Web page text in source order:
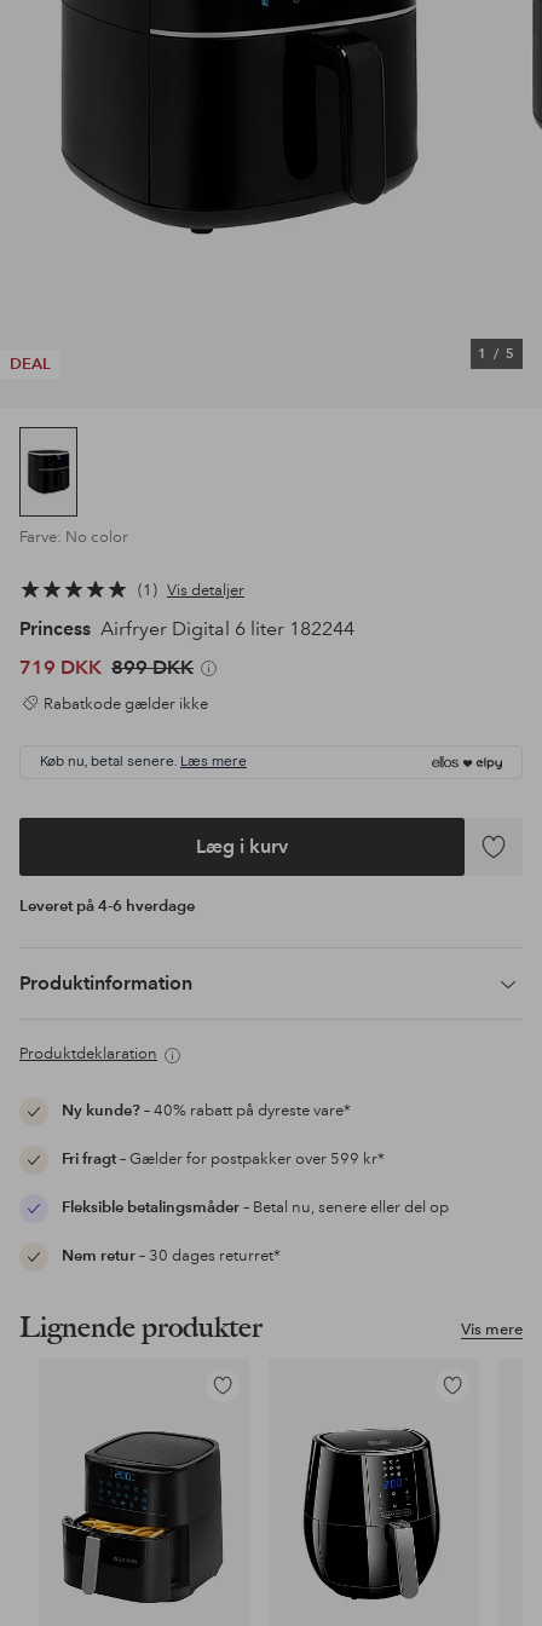
DEAL
1 / 5
Farve: No color
1 Vis detaljer
Princess Airfryer Digital 6 liter 182244
719 DKK 899 DKK
Rabatkode gælder ikke
Køb nu, betal senere. Læs mere
Læg i kurv
Tilføj
Leveret på 4-6 hverdage
Produktinformation
Produktdeklaration
Ny kunde?– 40% rabatt på dyreste vare*
Fri fragt– Gælder for postpakker over 599 kr*
Fleksible betalingsmåder– Betal nu, senere eller del op
Nem retur– 30 dages returret*
Vis mere
Lignende produkter
Tilføj
favoritter
Tilføj